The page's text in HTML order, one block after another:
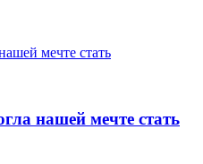
нашей мечте стать